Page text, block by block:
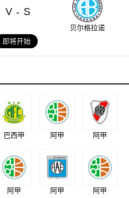
V - S
贝尔格拉诺
即将开始
巴西甲 阿甲 阿甲
阿甲 阿甲 阿甲